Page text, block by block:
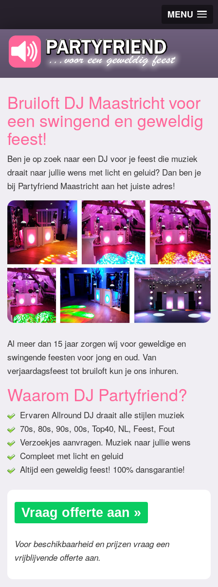
MENU
Bruiloft DJ Maastricht voor
een swingend en geweldig
feest!
Ben je op zoek naar een DJ voor je feest die muziek
draait naar jullie wens met licht en geluid? Dan ben je
bij Partyfriend Maastricht aan het juiste adres!
Al meer dan 15 jaar zorgen wij voor geweldige en
swingende feesten voor jong en oud. Van
verjaardagsfeest tot bruiloft kun je ons inhuren.
Waarom DJ Partyfriend?
Ervaren Allround DJ draait alle stijlen muziek
70s, 80s, 90s, 00s, Top40, NL, Feest, Fout
Verzoekjes aanvragen. Muziek naar jullie wens
Compleet met licht en geluid
Altijd een geweldig feest! 100% dansgarantie!
Vraag offerte aan »
Voor beschikbaarheid en prijzen vraag een
vrijblijvende offerte aan.